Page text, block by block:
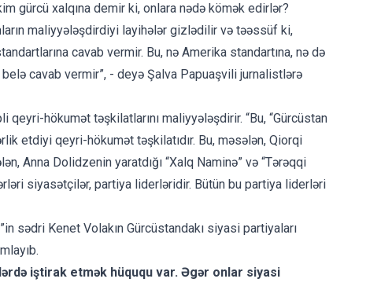
gürcü xalqına demir ki, onlara nədə kömək edirlər?
maliyyələşdirdiyi layihələr gizlədilir və təəssüf ki,
cavab vermir. Bu, nə Amerika standartına, nə də
cavab vermir”, - deyə Şalva Papuaşvili jurnalistlərə
qeyri-hökumət təşkilatlarını maliyyələşdirir. “Bu, “Gürcüstan
etdiyi qeyri-hökumət təşkilatıdır. Bu, məsələn, Qiorqi
Anna Dolidzenin yaratdığı “Xalq Naminə” və “Tərəqqi
siyasətçilər, partiya liderləridir. Bütün bu partiya liderləri
sədri Kenet Volakın Gürcüstandakı siyasi partiyaları
iştirak etmək hüququ var. Əgər onlar siyasi